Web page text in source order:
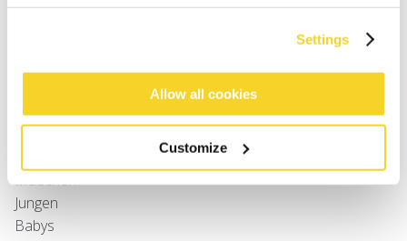
Settings
Allow all cookies
Customize
3 Farben
Mädchen
Jungen
Babys